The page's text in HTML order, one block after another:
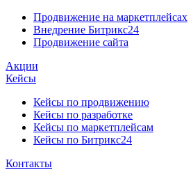
Продвижение на маркетплейсах
Внедрение Битрикс24
Продвижение сайта
Акции
Кейсы
Кейсы по продвижению
Кейсы по разработке
Кейсы по маркетплейсам
Кейсы по Битрикс24
Контакты